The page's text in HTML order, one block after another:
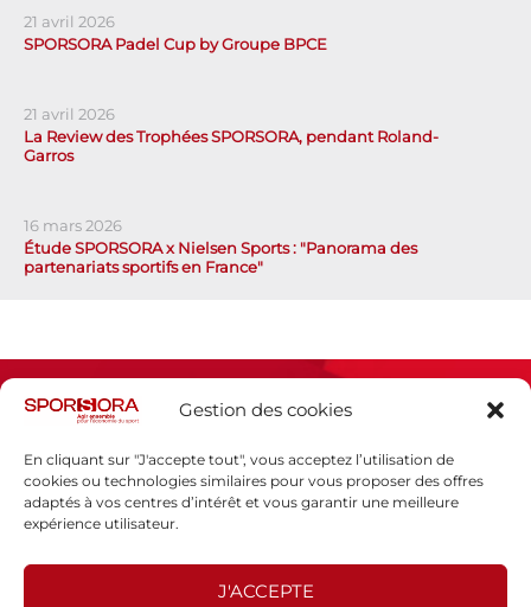
Gestion des cookies
En cliquant sur "J'accepte tout", vous acceptez l’utilisation de
cookies ou technologies similaires pour vous proposer des offres
adaptés à vos centres d’intérêt et vous garantir une meilleure
expérience utilisateur.
J'ACCEPTE
21 avril 2026
SPORSORA Padel Cup by Groupe BPCE
21 avril 2026
La Review des Trophées SPORSORA, pendant Roland-
Garros
16 mars 2026
Étude SPORSORA x Nielsen Sports : "Panorama des
partenariats sportifs en France"
Espace presse
Politique de confidentialité